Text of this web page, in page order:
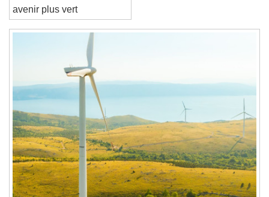
End of dialog window.
une avancée vers un
avenir plus vert